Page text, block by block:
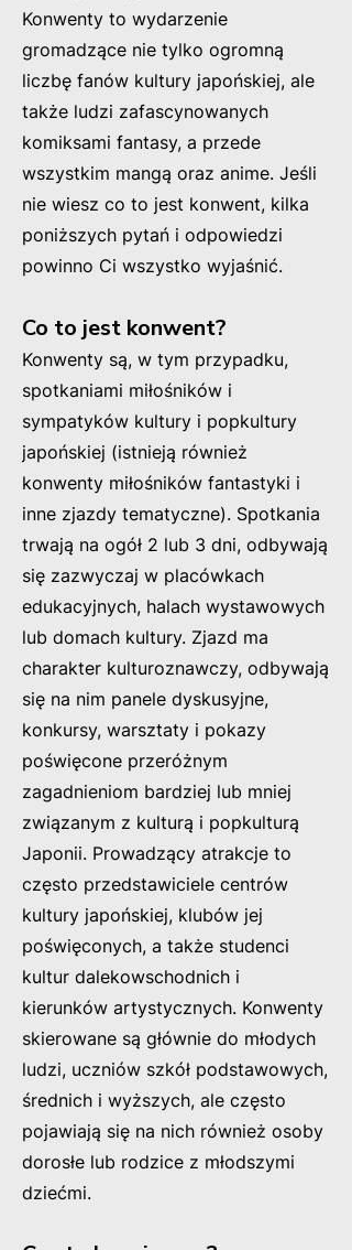
Konwenty to wydarzenie
gromadzące nie tylko ogromną
liczbę fanów kultury japońskiej, ale
także ludzi zafascynowanych
komiksami fantasy, a przede
wszystkim mangą oraz anime. Jeśli
nie wiesz co to jest konwent, kilka
poniższych pytań i odpowiedzi
powinno Ci wszystko wyjaśnić.
Co to jest konwent?
Konwenty są, w tym przypadku,
spotkaniami miłośników i
sympatyków kultury i popkultury
japońskiej (istnieją również
konwenty miłośników fantastyki i
inne zjazdy tematyczne). Spotkania
trwają na ogół 2 lub 3 dni, odbywają
się zazwyczaj w placówkach
edukacyjnych, halach wystawowych
lub domach kultury. Zjazd ma
charakter kulturoznawczy, odbywają
się na nim panele dyskusyjne,
konkursy, warsztaty i pokazy
poświęcone przeróżnym
zagadnieniom bardziej lub mniej
związanym z kulturą i popkulturą
Japonii. Prowadzący atrakcje to
często przedstawiciele centrów
kultury japońskiej, klubów jej
poświęconych, a także studenci
kultur dalekowschodnich i
kierunków artystycznych. Konwenty
skierowane są głównie do młodych
ludzi, uczniów szkół podstawowych,
średnich i wyższych, ale często
pojawiają się na nich również osoby
dorosłe lub rodzice z młodszymi
dziećmi.